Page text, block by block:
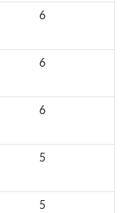
6
6
6
5
5